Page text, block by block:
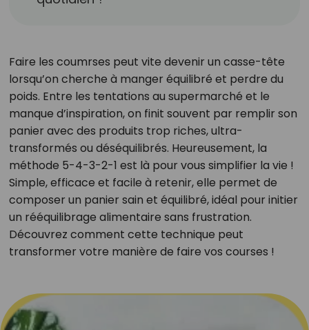
Faire les coumrses peut vite devenir un casse-tête
lorsqu’on cherche à manger équilibré et perdre du
poids. Entre les tentations au supermarché et le
manque d’inspiration, on finit souvent par remplir son
panier avec des produits trop riches, ultra-
transformés ou déséquilibrés. Heureusement, la
méthode 5-4-3-2-1 est là pour vous simplifier la vie !
Simple, efficace et facile à retenir, elle permet de
composer un panier sain et équilibré, idéal pour initier
un rééquilibrage alimentaire sans frustration.
Découvrez comment cette technique peut
transformer votre manière de faire vos courses !